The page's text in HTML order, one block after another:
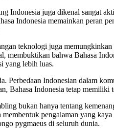
Indonesia juga dikenal sangat
Indonesia memainkan peran
teknologi juga
membuktikan bahwa Bahasa
yang lebih luas.
Perbedaan Indonesian dalam
Bahasa Indonesia tetap
bukan hanya tentang
membentuk pengalaman yang
pygmaeus di seluruh dunia.